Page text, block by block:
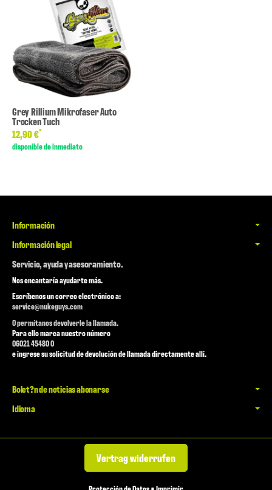
Grey Rillium Mikrofaser Auto
Trocken Tuch
12,90 €*
disponible de inmediato
Información
Información legal
Servicio, ayuda y asesoramiento.
Nos encantaría ayudarte más.
Escríbenos un correo electrónico a:
service@nukeguys.com
O permítanos devolverle la llamada.
Para ello marca nuestro número
06021 45480 0
e ingrese su solicitud de devolución de llamada directamente allí.
Bolet?n de noticias abonarse
Idioma
Vertrag widerrufen